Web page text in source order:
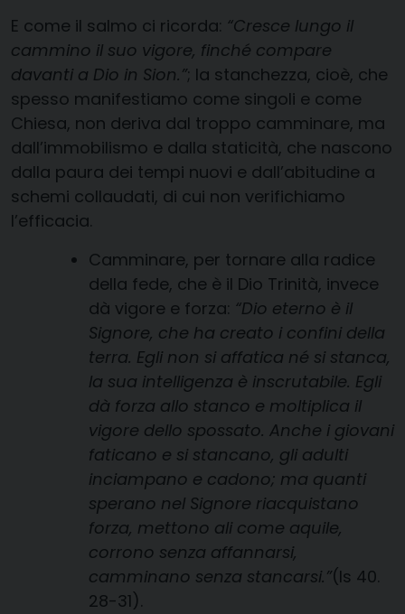
E come il salmo ci ricorda: “Cresce lungo il
cammino il suo vigore, finché compare
davanti a Dio in Sion.”; la stanchezza, cioè, che
spesso manifestiamo come singoli e come
Chiesa, non deriva dal troppo camminare, ma
dall’immobilismo e dalla staticità, che nascono
dalla paura dei tempi nuovi e dall’abitudine a
schemi collaudati, di cui non verifichiamo
l’efficacia.
Camminare, per tornare alla radice
della fede, che è il Dio Trinità, invece
dà vigore e forza: “Dio eterno è il
Signore, che ha creato i confini della
terra. Egli non si affatica né si stanca,
la sua intelligenza è inscrutabile. Egli
dà forza allo stanco e moltiplica il
vigore dello spossato. Anche i giovani
faticano e si stancano, gli adulti
inciampano e cadono; ma quanti
sperano nel Signore riacquistano
forza, mettono ali come aquile,
corrono senza affannarsi,
camminano senza stancarsi.”(Is 40.
28-31).